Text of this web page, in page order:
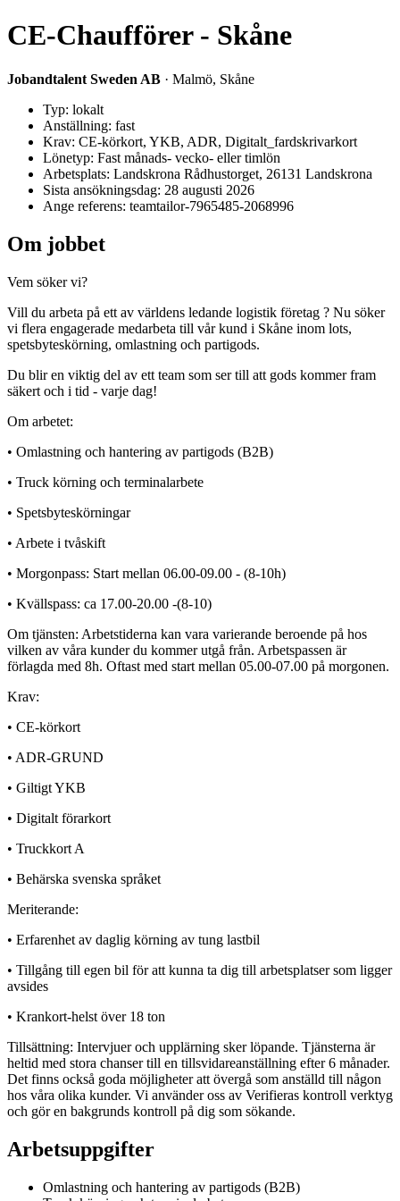
CE-Chaufförer - Skåne
Jobandtalent Sweden AB · Malmö, Skåne
Typ: lokalt
Anställning: fast
Krav: CE-körkort, YKB, ADR, Digitalt_fardskrivarkort
Lönetyp: Fast månads- vecko- eller timlön
Arbetsplats: Landskrona Rådhustorget, 26131 Landskrona
Sista ansökningsdag: 28 augusti 2026
Ange referens: teamtailor-7965485-2068996
Om jobbet
Vem söker vi?
Vill du arbeta på ett av världens ledande logistik företag ? Nu söker
vi flera engagerade medarbeta till vår kund i Skåne inom lots,
spetsbyteskörning, omlastning och partigods.
Du blir en viktig del av ett team som ser till att gods kommer fram
säkert och i tid - varje dag!
Om arbetet:
• Omlastning och hantering av partigods (B2B)
• Truck körning och terminalarbete
• Spetsbyteskörningar
• Arbete i tvåskift
• Morgonpass: Start mellan 06.00-09.00 - (8-10h)
• Kvällspass: ca 17.00-20.00 -(8-10)
Om tjänsten: Arbetstiderna kan vara varierande beroende på hos
vilken av våra kunder du kommer utgå från. Arbetspassen är
förlagda med 8h. Oftast med start mellan 05.00-07.00 på morgonen.
Krav:
• CE-körkort
• ADR-GRUND
• Giltigt YKB
• Digitalt förarkort
• Truckkort A
• Behärska svenska språket
Meriterande:
• Erfarenhet av daglig körning av tung lastbil
• Tillgång till egen bil för att kunna ta dig till arbetsplatser som ligger
avsides
• Krankort-helst över 18 ton
Tillsättning: Intervjuer och upplärning sker löpande. Tjänsterna är
heltid med stora chanser till en tillsvidareanställning efter 6 månader.
Det finns också goda möjligheter att övergå som anställd till någon
hos våra olika kunder. Vi använder oss av Verifieras kontroll verktyg
och gör en bakgrunds kontroll på dig som sökande.
Arbetsuppgifter
Omlastning och hantering av partigods (B2B)